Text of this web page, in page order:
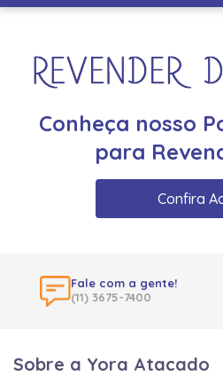
Conheça nosso
para
Confira
Fale com a gente!
(11) 3675-7400
Sobre a Yora Atacado